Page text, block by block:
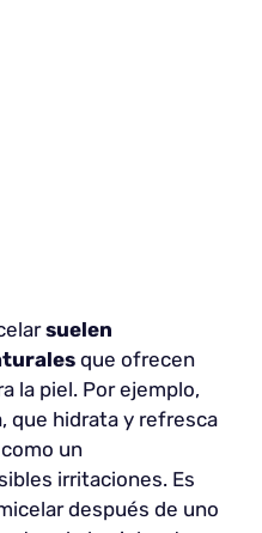
suelen
que ofrecen
la piel. Por ejemplo,
que hidrata y refresca
un
irritaciones. Es
después de uno